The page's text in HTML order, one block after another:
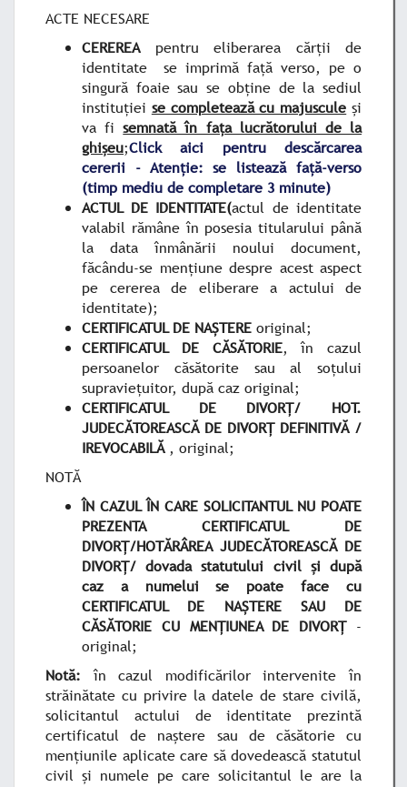
ACTE NECESARE
CEREREApentru eliberarea cărţii de
identitate se imprimă faţă verso, pe o
singură foaie sau se obţine de la sediul
instituţiei se completează cu majuscule și
va fisemnată în fața lucrătorului de la
ghișeu;Click aici pentru descărcarea
cererii - Atenție: se listează față-verso
(timp mediu de completare 3 minute)
ACTUL DE IDENTITATE(actul de identitate
valabil rămâne în posesia titularului până
la data înmânării noului document,
făcându-se menţiune despre acest aspect
pe cererea de eliberare a actului de
identitate);
CERTIFICATUL DE NAŞTERE original;
CERTIFICATUL DE CĂSĂTORIE, în cazul
persoanelor căsătorite sau al soţului
supravieţuitor, după caz original;
CERTIFICATUL DE DIVORȚ/ HOT.
JUDECĂTOREASCĂ DE DIVORŢ DEFINITIVĂ /
IREVOCABILĂ, original;
NOTĂ
ÎN CAZUL ÎN CARE SOLICITANTUL NU POATE
PREZENTA CERTIFICATUL DE
DIVORȚ/HOTĂRÂREA JUDECĂTOREASCĂ DE
DIVORȚ/ dovada statutului civil și după
caz a numelui se poate face cu
CERTIFICATUL DE NAŞTERE SAU DE
CĂSĂTORIE CU MENŢIUNEA DE DIVORŢ-
original;
Notă: în cazul modificărilor intervenite în
străinătate cu privire la datele de stare civilă,
solicitantul actului de identitate prezintă
certificatul de naştere sau de căsătorie cu
menţiunile aplicate care să dovedească statutul
civil şi numele pe care solicitantul le are la